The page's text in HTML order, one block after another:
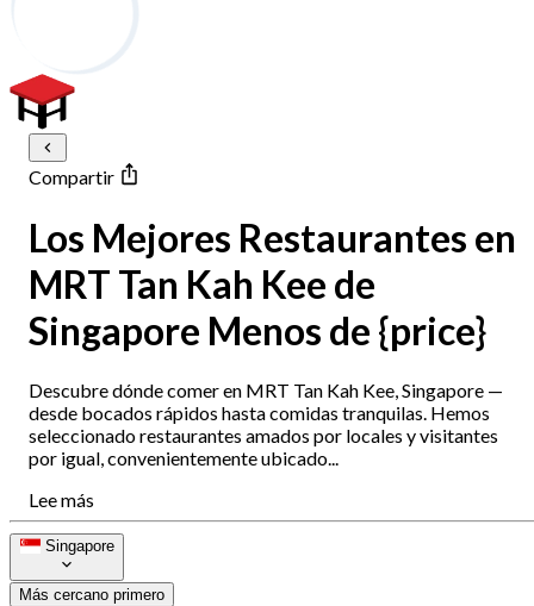
Compartir
Los Mejores Restaurantes en
MRT Tan Kah Kee de
Singapore Menos de {price}
Descubre dónde comer en MRT Tan Kah Kee, Singapore —
desde bocados rápidos hasta comidas tranquilas. Hemos
seleccionado restaurantes amados por locales y visitantes
por igual, convenientemente ubicado...
Lee más
Singapore
Más cercano primero